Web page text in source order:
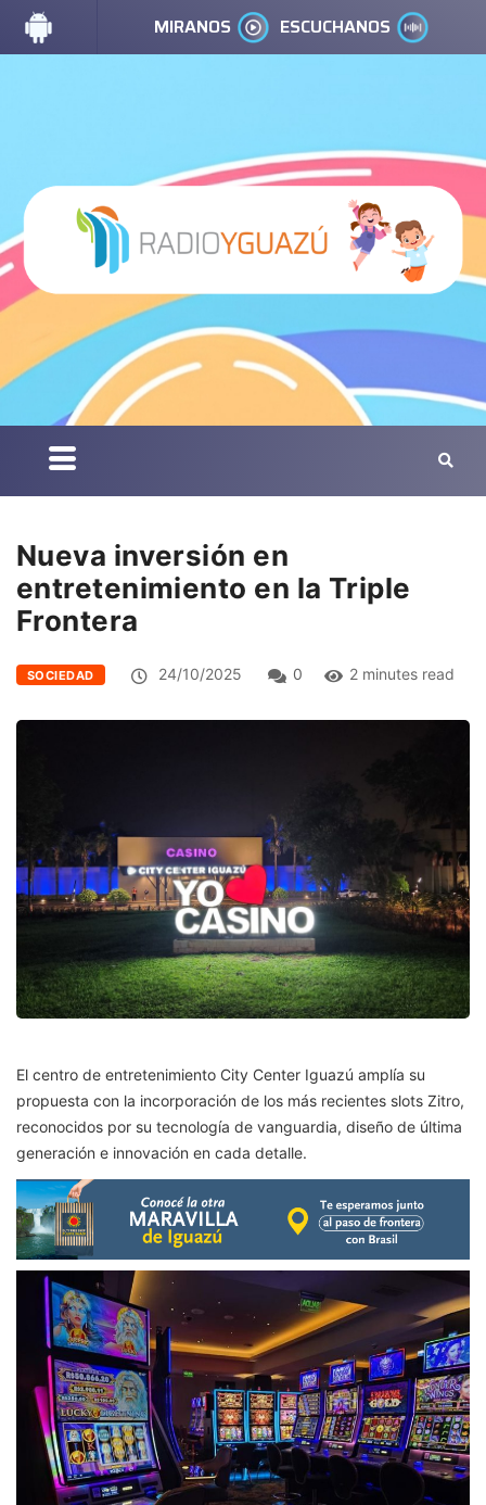
MIRANOS ESCUCHANOS
Nueva inversión en
entretenimiento en la Triple
Frontera
SOCIEDAD 24/10/2025 0 2 minutes read
El centro de entretenimiento City Center Iguazú amplía su
propuesta con la incorporación de los más recientes slots Zitro,
reconocidos por su tecnología de vanguardia, diseño de última
generación e innovación en cada detalle.